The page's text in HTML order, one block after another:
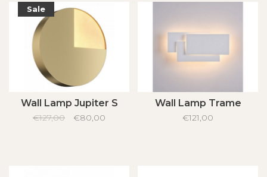
Sale
Wall Lamp Jupiter S
€127,00 €80,00
Wall Lamp Trame
€121,00